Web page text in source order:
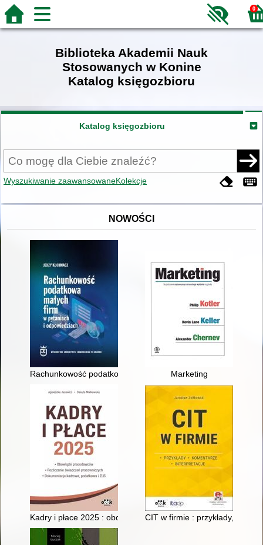
0
Biblioteka Akademii Nauk
Stosowanych w Konine
Katalog księgozbioru
Katalog księgozbioru
Wyszukiwanie zaawansowaneKolekcje
NOWOŚCI
Rachunkowość podatkowa małych firm w pytaniach i
Marketing
Kadry i płace 2025 : obowiązki pracodawców, rozliczanie
CIT w firmie : przykłady,